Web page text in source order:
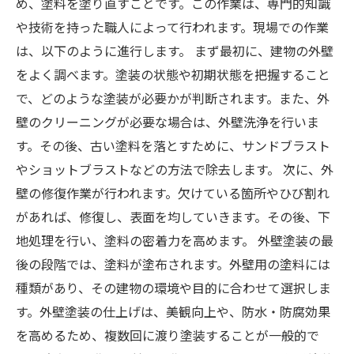
や技術を持った職人によって行われます。現場での作業
は、以下のように進行します。 まず最初に、建物の外壁
をよく調べます。塗装の状態や初期状態を把握すること
で、どのような塗装が必要かが判断されます。また、外
壁のクリーニングが必要な場合は、外壁洗浄を行いま
す。その後、古い塗料を落とすために、サンドブラスト
やショットブラストなどの方法で除去します。 次に、外
壁の修復作業が行われます。欠けている箇所やひび割れ
があれば、修復し、表面を均していきます。その後、下
地処理を行い、塗料の密着力を高めます。 外壁塗装の最
後の段階では、塗料が塗布されます。外壁用の塗料には
種類があり、その建物の環境や目的に合わせて選択しま
す。外壁塗装の仕上げは、美観向上や、防水・防腐効果
を高めるため、複数回に渡り塗装することが一般的で